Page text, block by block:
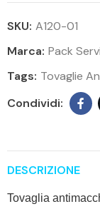
SKU: A120-01
Marca: Pack
Tags: Tovaglie
DESCRIZIONE
Tovaglia